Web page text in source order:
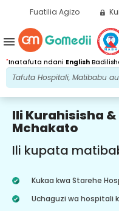
Fuatilia Agizo
*Inatafuta ndani English
menu
Ili Kurahisisha
Mchakato
Ili kupata
Kukaa kwa Starehe
Uchaguzi wa hospitali